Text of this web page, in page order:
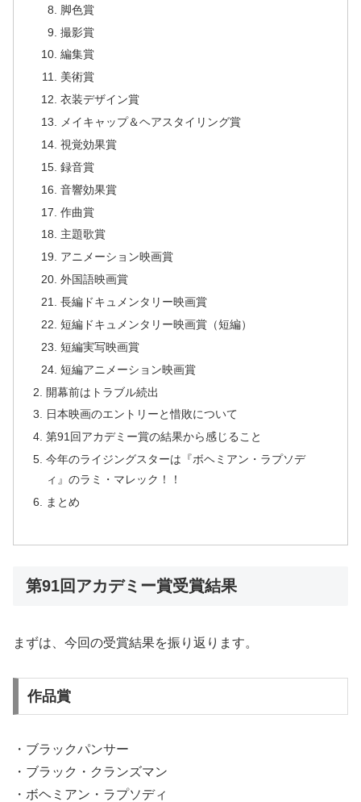
脚色賞
撮影賞
編集賞
美術賞
衣装デザイン賞
メイキャップ＆ヘアスタイリング賞
視覚効果賞
録音賞
音響効果賞
作曲賞
主題歌賞
アニメーション映画賞
外国語映画賞
長編ドキュメンタリー映画賞
短編ドキュメンタリー映画賞（短編）
短編実写映画賞
短編アニメーション映画賞
開幕前はトラブル続出
日本映画のエントリーと惜敗について
第91回アカデミー賞の結果から感じること
今年のライジングスターは『ボヘミアン・ラプソデ
ィ』のラミ・マレック！！
まとめ
第91回アカデミー賞受賞結果
まずは、今回の受賞結果を振り返ります。
作品賞
・ブラックパンサー
・ブラック・クランズマン
・ボヘミアン・ラプソディ